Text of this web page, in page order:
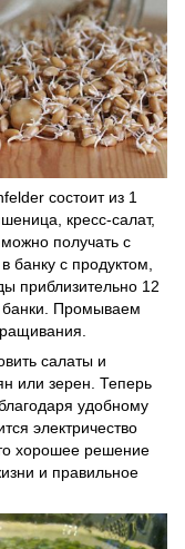
состоит из 1
кресс-салат,
получать с
банку с продуктом,
приблизительно 12
банки. Промываем
салаты и
или зерен. Теперь
удобному
электричество
хорошее решение
и правильное